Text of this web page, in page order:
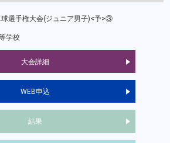
選手権大会(ジュニア男子)<予>③
学校
大会詳細
WEB申込
結果